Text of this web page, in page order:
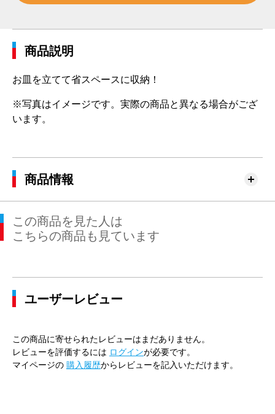
商品説明
お皿を立てて省スペースに収納！
※写真はイメージです。実際の商品と異なる場合がござ
います。
商品情報
この商品を見た人は
こちらの商品も見ています
ユーザーレビュー
この商品に寄せられたレビューはまだありません。
レビューを評価するには ログインが必要です。
マイページの 購入履歴からレビューを記入いただけます。